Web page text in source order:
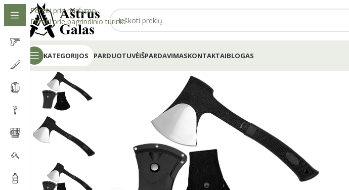
Pereiti prie naršymo
Pereiti prie pagrindinio turinio
KATEGORIJOS PARDUOTUVĖIŠPARDAVIMASKONTAKTAIBLOGAS